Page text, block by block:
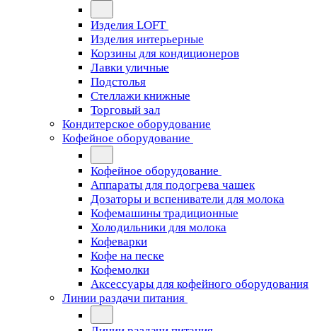
Изделия LOFT
Изделия интерьерные
Корзины для кондиционеров
Лавки уличные
Подстолья
Стеллажи книжные
Торговый зал
Кондитерское оборудование
Кофейное оборудование
Кофейное оборудование
Аппараты для подогрева чашек
Дозаторы и вспениватели для молока
Кофемашины традиционные
Холодильники для молока
Кофеварки
Кофе на песке
Кофемолки
Аксессуары для кофейного оборудования
Линии раздачи питания